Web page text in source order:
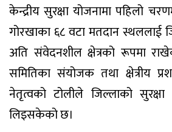
केन्द्रीय सुरक्षा योजनामा पहिलो
गोरखाका ६८ वटा मतदान स्थललाई
अति संवेदनशील क्षेत्रको रूपमा
समितिका संयोजक तथा क्षेत्रीय
नेतृत्वको टोलीले जिल्लाको
लिइसकेको छ।